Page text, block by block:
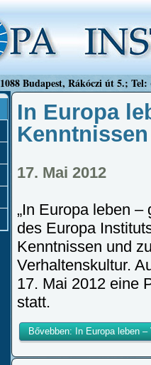
1088 Budapest, Rákóczi út 5.;
In Europa
Kenntnissen
17. Mai 2012
„In Europa leben –
des Europa
Kenntnissen und
Verhaltenskultur.
17. Mai 2012 eine
statt.
Bővebben: In Europa leben